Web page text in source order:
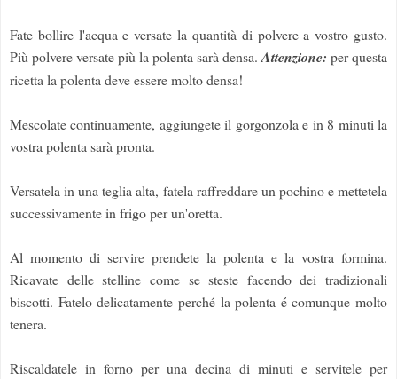
Fate bollire l'acqua e versate la quantità di polvere a vostro gusto.
Più polvere versate più la polenta sarà densa. Attenzione: per questa
ricetta la polenta deve essere molto densa!
Mescolate continuamente, aggiungete il gorgonzola e in 8 minuti la
vostra polenta sarà pronta.
Versatela in una teglia alta, fatela raffreddare un pochino e mettetela
successivamente in frigo per un'oretta.
Al momento di servire prendete la polenta e la vostra formina.
Ricavate delle stelline come se steste facendo dei tradizionali
biscotti. Fatelo delicatamente perché la polenta é comunque molto
tenera.
Riscaldatele in forno per una decina di minuti e servitele per